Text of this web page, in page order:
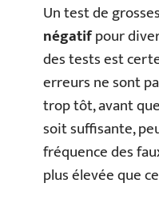
Un test de
négatifpour
des tests est
erreurs ne sont
trop tôt, avant
soit suffisante,
fréquence des
plus élevée que